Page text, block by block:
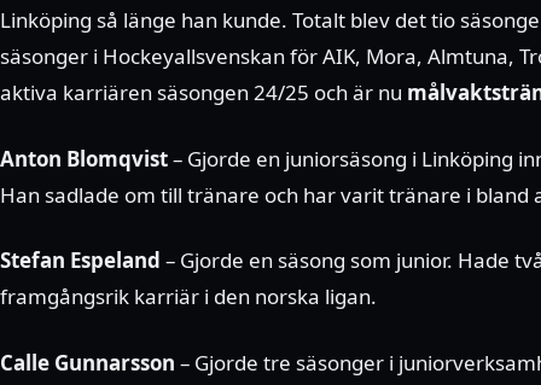
Linköping så länge han kunde. Totalt blev det tio
säsonger i Hockeyallsvenskan för AIK, Mora, Almtuna,
aktiva karriären säsongen 24/25 och är nu
Anton Blomqvist– Gjorde en juniorsäsong i Linköping
Han sadlade om till tränare och har varit tränare i bland
Stefan Espeland – Gjorde en säsong som junior. Hade
framgångsrik karriär i den norska ligan.
Calle Gunnarsson – Gjorde tre säsonger i